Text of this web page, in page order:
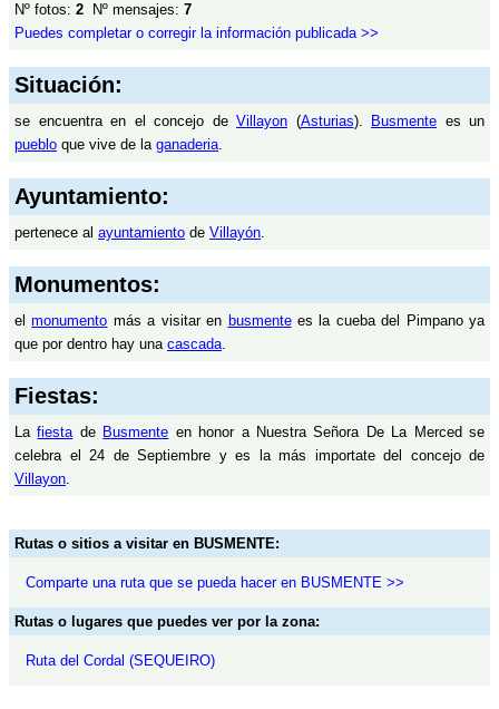
Nº fotos: 2 Nº mensajes: 7
Puedes completar o corregir la información publicada >>
Situación:
se encuentra en el concejo de Villayon (Asturias). Busmente es un
pueblo que vive de la ganaderia.
Ayuntamiento:
pertenece al ayuntamiento de Villayón.
Monumentos:
elmonumento más a visitar en busmentees la cueba del Pimpano ya
que por dentro hay una cascada.
Fiestas:
Lafiestade Busmente en honor a Nuestra Señora De La Merced se
celebra el 24 de Septiembre y es la más importate del concejo de
Villayon.
Rutas o sitios a visitar en BUSMENTE:
Comparte una ruta que se pueda hacer en BUSMENTE >>
Rutas o lugares que puedes ver por la zona:
Ruta del Cordal (SEQUEIRO)